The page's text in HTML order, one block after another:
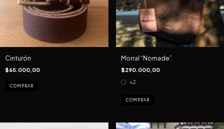
Cinturón
$65.000,00
COMPRAR
Morral “Nomade”
$290.000,00
+2
COMPRAR